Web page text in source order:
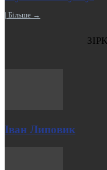
| Більше →
Іван Липовик